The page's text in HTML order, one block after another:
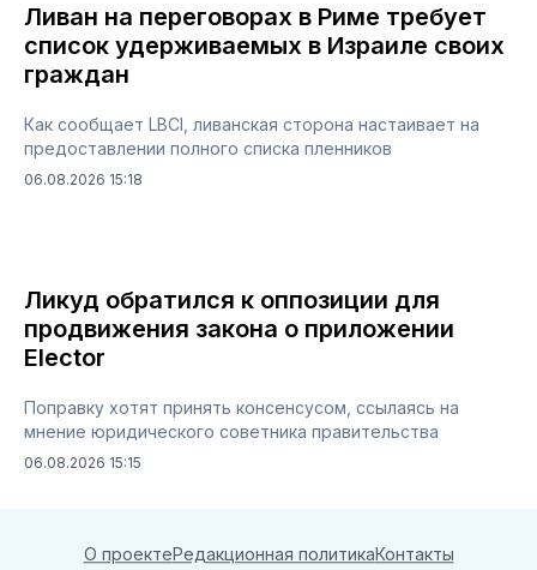
Ливан на переговорах в Риме требует
список удерживаемых в Израиле своих
граждан
Как сообщает LBCI, ливанская сторона настаивает на
предоставлении полного списка пленников
06.08.2026 15:18
Ликуд обратился к оппозиции для
продвижения закона о приложении
Elector
Поправку хотят принять консенсусом, ссылаясь на
мнение юридического советника правительства
06.08.2026 15:15
О проектеРедакционная политикаКонтакты